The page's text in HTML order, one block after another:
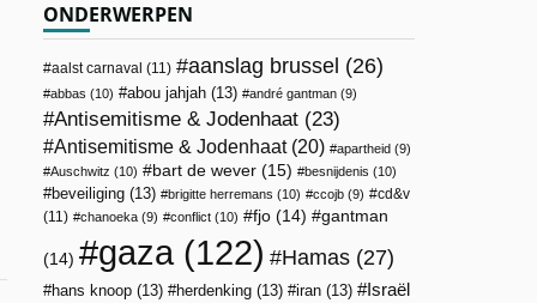
ONDERWERPEN
aalst carnaval (11) aanslag brussel (26)
abbas (10) abou jahjah (13) andré gantman (9)
Antisemitisme & Jodenhaat (23)
Antisemitisme & Jodenhaat(20) apartheid (9)
Auschwitz (10) bart de wever (15) besnijdenis (10)
beveiliging (13) brigitte herremans (10) ccojb (9)
cd&v
(11)
chanoeka (9) conflict (10) fjo (14) gantman
(14) gaza(122) Hamas (27)
hans knoop (13) herdenking (13) iran (13)
Israël